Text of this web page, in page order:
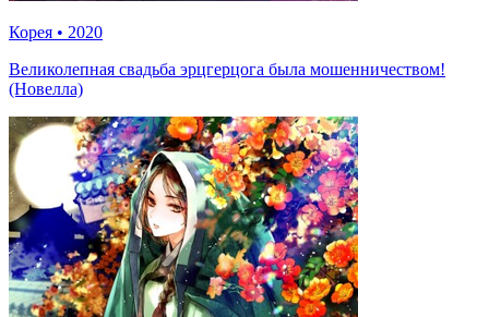
Корея • 2020
Великолепная свадьба эрцгерцога была мошенничеством!
(Новелла)